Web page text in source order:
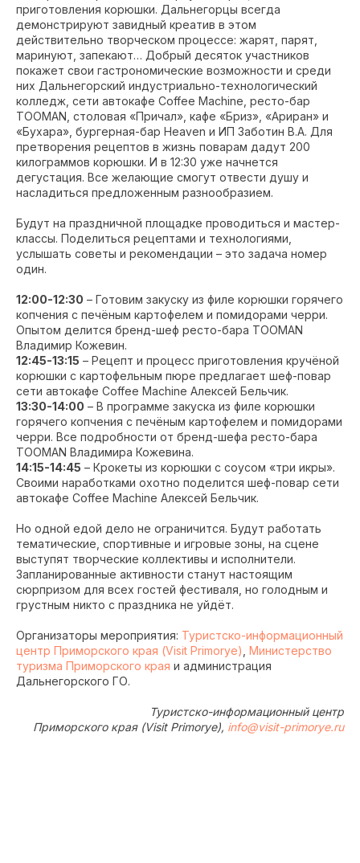
приготовления корюшки. Дальнегорцы всегда
демонстрируют завидный креатив в этом
действительно творческом процессе: жарят, парят,
маринуют, запекают… Добрый десяток участников
покажет свои гастрономические возможности и среди
них Дальнегорский индустриально-технологический
колледж, сети автокафе Coffee Machine, ресто-бар
TOOMAN, столовая «Причал», кафе «Бриз», «Ариран» и
«Бухара», бургерная-бар Heaven и ИП Заботин В.А. Для
претворения рецептов в жизнь поварам дадут 200
килограммов корюшки. И в 12:30 уже начнется
дегустация. Все желающие смогут отвести душу и
насладиться предложенным разнообразием.
Будут на праздничной площадке проводиться и мастер-
классы. Поделиться рецептами и технологиями,
услышать советы и рекомендации – это задача номер
один.
12:00-12:30 – Готовим закуску из филе корюшки горячего
копчения с печёным картофелем и помидорами черри.
Опытом делится бренд-шеф ресто-бара TOOMAN
Владимир Кожевин.
12:45-13:15 – Рецепт и процесс приготовления кручёной
корюшки с картофельным пюре предлагает шеф-повар
сети автокафе Coffee Machine Алексей Бельчик.
13:30-14:00 – В программе закуска из филе корюшки
горячего копчения с печёным картофелем и помидорами
черри. Все подробности от бренд-шефа ресто-бара
TOOMAN Владимира Кожевина.
14:15-14:45 – Крокеты из корюшки с соусом «три икры».
Своими наработками охотно поделится шеф-повар сети
автокафе Coffee Machine Алексей Бельчик.
Но одной едой дело не ограничится. Будут работать
тематические, спортивные и игровые зоны, на сцене
выступят творческие коллективы и исполнители.
Запланированные активности станут настоящим
сюрпризом для всех гостей фестиваля, но голодным и
грустным никто с праздника не уйдёт.
Организаторы мероприятия: Туристско-информационный
центр Приморского края (Visit Primorye) Министерство
туризма Приморского края и администрация
Дальнегорского ГО.
Туристско-информационный центр
Приморского края (Visit Primorye), info@visit-primorye.ru